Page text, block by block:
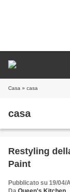
Casa » casa
casa
Restyling
Paint
Pubblicato su 19/04/